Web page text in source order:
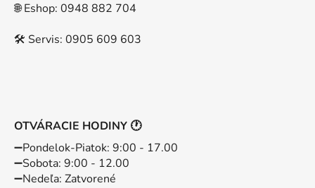
🌐 Eshop: 0948 882 704
🛠️ Servis: 0905 609 603
OTVÁRACIE HODINY 🕐
➖️Pondelok-Piatok: 9:00 - 17.00
➖️Sobota: 9:00 - 12.00
➖️Nedeľa: Zatvorené